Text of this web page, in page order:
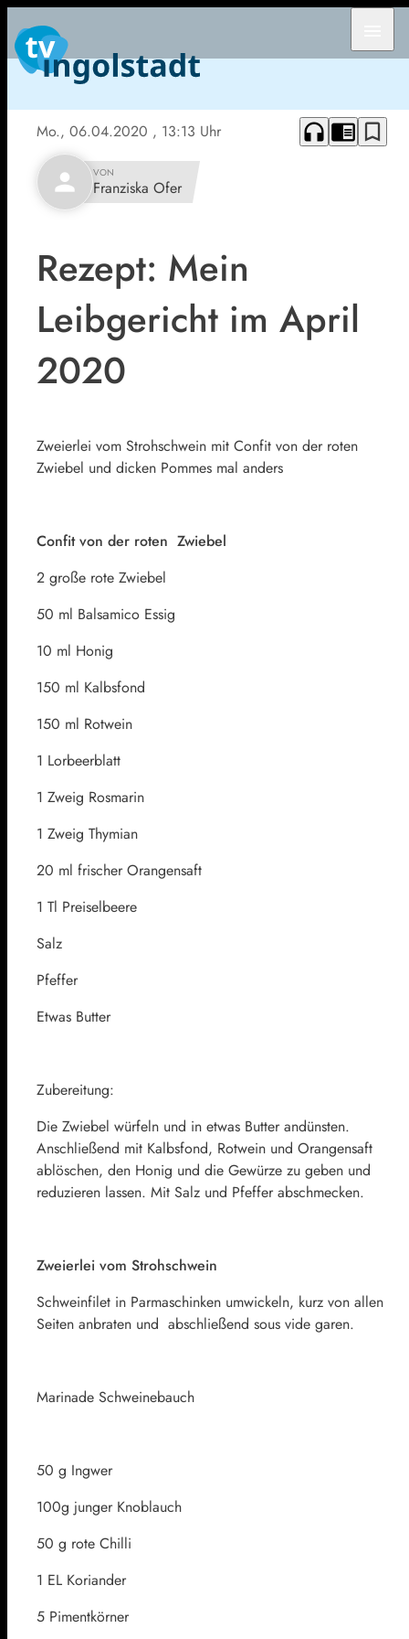
Mo., 06.04.2020 , 13:13 Uhr headphones chrome_reader_mode bookmark_border
person VON
Franziska Ofer
Rezept: Mein
Leibgericht im April
2020
Zweierlei vom Strohschwein mit Confit von der roten
Zwiebel und dicken Pommes mal anders
Confit von der roten Zwiebel
2 große rote Zwiebel
50 ml Balsamico Essig
10 ml Honig
150 ml Kalbsfond
150 ml Rotwein
1 Lorbeerblatt
1 Zweig Rosmarin
1 Zweig Thymian
20 ml frischer Orangensaft
1 Tl Preiselbeere
Salz
Pfeffer
Etwas Butter
Zubereitung:
Die Zwiebel würfeln und in etwas Butter andünsten.
Anschließend mit Kalbsfond, Rotwein und Orangensaft
ablöschen, den Honig und die Gewürze zu geben und
reduzieren lassen. Mit Salz und Pfeffer abschmecken.
Zweierlei vom Strohschwein
Schweinfilet in Parmaschinken umwickeln, kurz von allen
Seiten anbraten und abschließend sous vide garen.
Marinade Schweinebauch
50 g Ingwer
100g junger Knoblauch
50 g rote Chilli
1 EL Koriander
5 Pimentkörner